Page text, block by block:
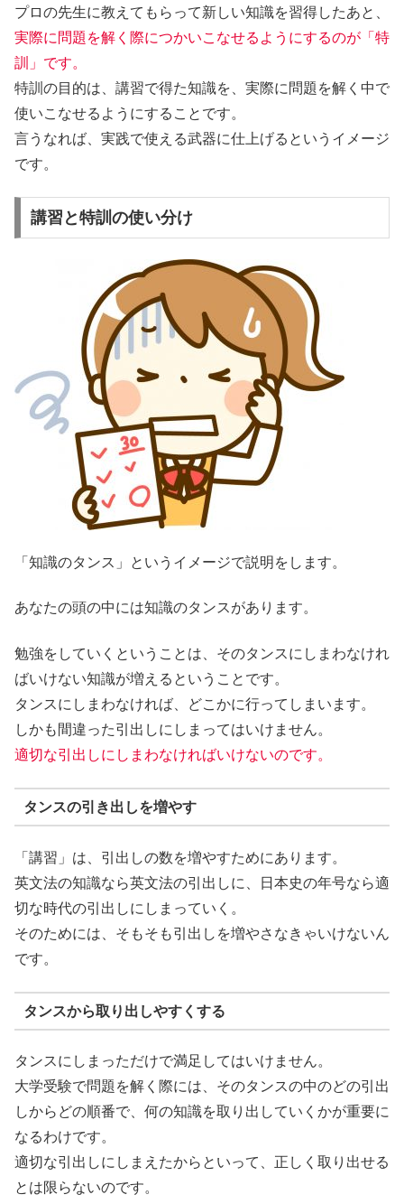
プロの先生に教えてもらって新しい知識を習得したあと、
実際に問題を解く際につかいこなせるようにするのが「特
訓」です。
特訓の目的は、講習で得た知識を、実際に問題を解く中で
使いこなせるようにすることです。
言うなれば、 実践で使える武器に仕上げる というイメージ
です。
講習と特訓の使い分け
「知識のタンス」というイメージで説明をします。
あなたの頭の中には知識のタンスがあります。
勉強をしていくということは、そのタンスにしまわなけれ
ばいけない知識が増えるということです。
タンスにしまわなければ、どこかに行ってしまいます。
しかも間違った引出しにしまってはいけません。
適切な引出しにしまわなければいけないのです。
タンスの引き出しを増やす
「講習」は、引出しの数を増やすためにあります。
英文法の知識なら英文法の引出しに、日本史の年号なら適
切な時代の引出しにしまっていく。
そのためには、 そもそも引出しを増やさなきゃいけないん
です。
タンスから取り出しやすくする
タンスにしまっただけで満足してはいけません。
大学受験で問題を解く際には、そのタンスの中のどの引出
しからどの順番で、何の知識を取り出していくかが重要に
なるわけです。
適切な引出しにしまえたからといって、正しく取り出せる
とは限らないのです。